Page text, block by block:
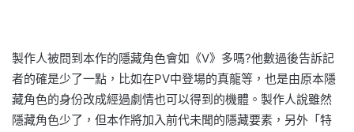
製作人被問到本作的隱藏角色會如《V》多嗎?他數過後告訴記
者的確是少了一點，比如在PV中登場的真龍等，也是由原本隱
藏角色的身份改成經過劇情也可以得到的機體。製作人說雖然
隱藏角色少了，但本作將加入前代未聞的隱藏要素，另外「特